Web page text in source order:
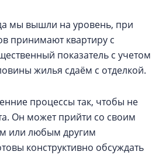
мы вышли на уровень, при
принимают квартиру с
показатель с учетом
жилья сдаём с отделкой.
процессы так, чтобы не
Он может прийти со своим
или любым другим
конструктивно обсуждать